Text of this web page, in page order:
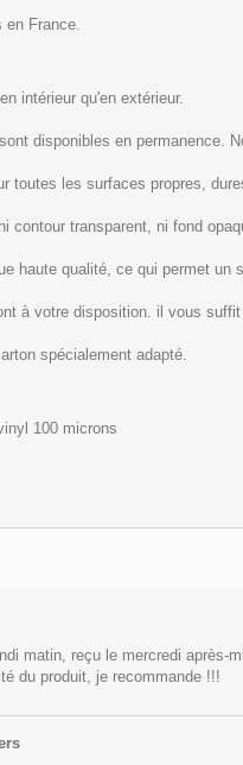
en France.
intérieur qu'en extérieur.
disponibles en permanence.
toutes les surfaces propres,
contour transparent, ni fond
haute qualité, ce qui permet un
à votre disposition. il vous
spécialement adapté.
100 microns
matin, reçu le mercredi après-
du produit, je recommande !!!